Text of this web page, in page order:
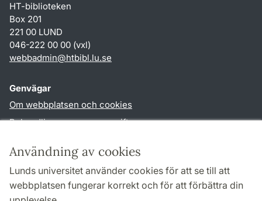
Användning av cookies
Lunds universitet använder cookies för att se till att
webbplatsen fungerar korrekt och för att förbättra din
HT-biblioteken
Box 201
221 00 LUND
046-222 00 00 (vxl)
webbadmin@htbibl.lu.se
Genvägar
Om webbplatsen och cookies
Behandling av personuppgifter
TYPO3-login
Följ oss i sociala medier